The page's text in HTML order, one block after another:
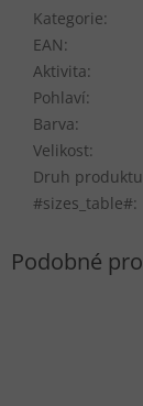
Kategorie:
EAN:
Aktivita:
Pohlaví:
Barva:
Velikost:
Druh produktu
#sizes_table#: